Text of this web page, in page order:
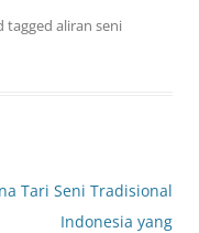
tagged aliran seni
Tari Seni Tradisional
Indonesia yang